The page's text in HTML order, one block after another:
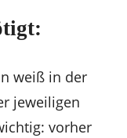
weiß in der
jeweiligen
vorher